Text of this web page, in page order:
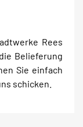
Rees
Belieferung
Sie einfach
schicken.